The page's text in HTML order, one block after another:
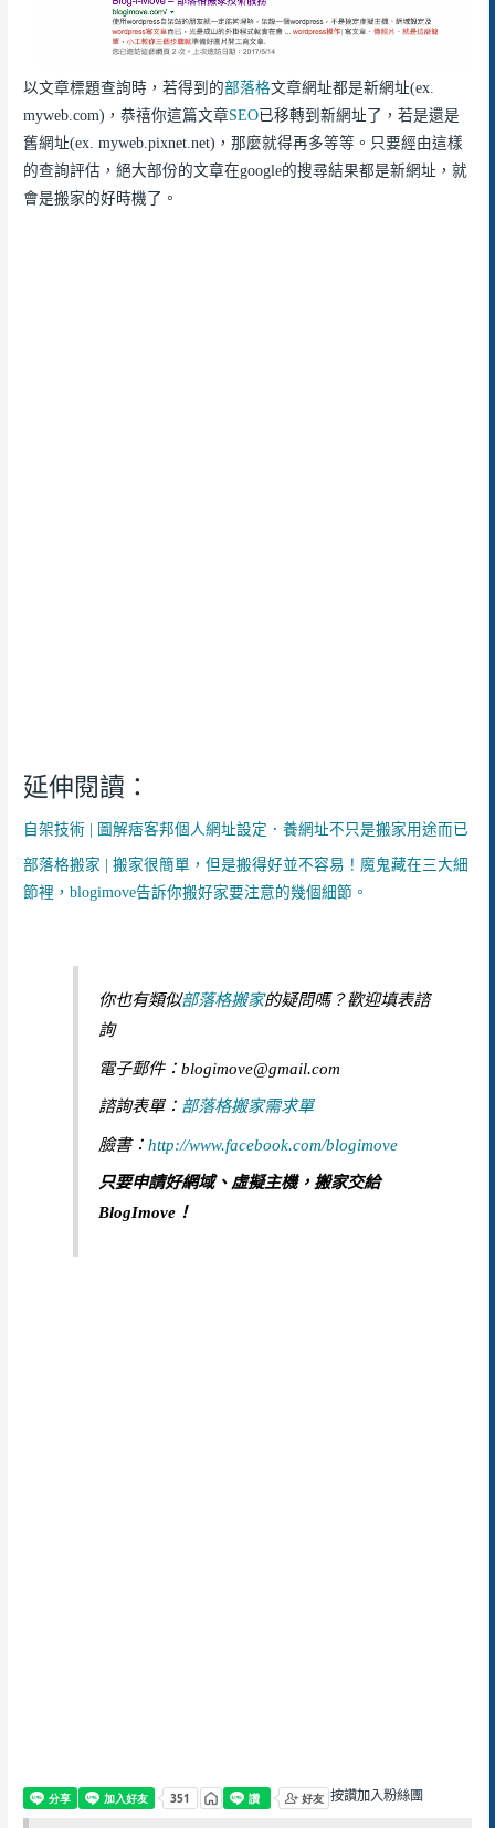
以文章標題查詢時，若得到的部落格文章網址都是新網址(ex.
myweb.com)，恭禧你這篇文章SEO已移轉到新網址了，若是還是
舊網址(ex. myweb.pixnet.net)，那麼就得再多等等。只要經由這樣
的查詢評估，絕大部份的文章在google的搜尋結果都是新網址，就
會是搬家的好時機了。
延伸閱讀：
自架技術 | 圖解痞客邦個人網址設定．養網址不只是搬家用途而已
部落格搬家 | 搬家很簡單，但是搬得好並不容易！魔鬼藏在三大細
節裡，blogimove告訴你搬好家要注意的幾個細節。
你也有類似部落格搬家的疑問嗎？歡迎填表諮
詢
電子郵件：blogimove@gmail.com
諮詢表單： 部落格搬家需求單
臉書：http://www.facebook.com/blogimove
只要申請好網域、虛擬主機，搬家交給
BlogImove！
按讚加入粉絲團